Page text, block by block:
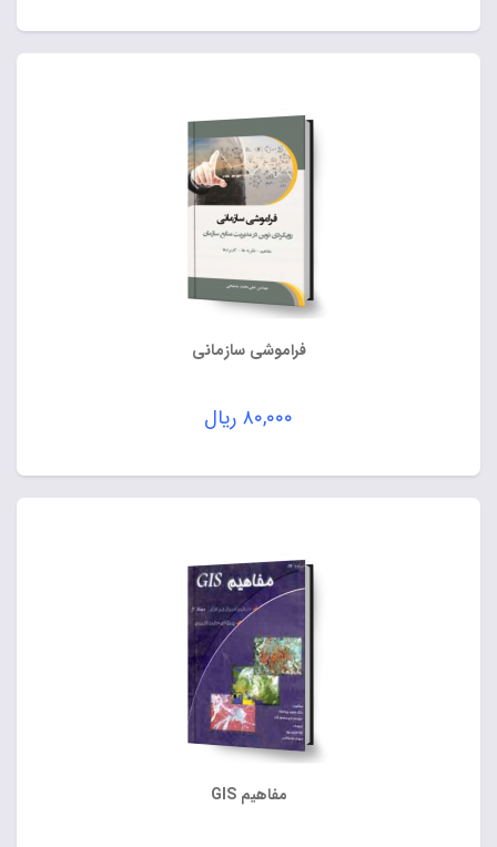
فراموشی سازمانی
۸۰,۰۰۰ ریال
مفاهیم GIS